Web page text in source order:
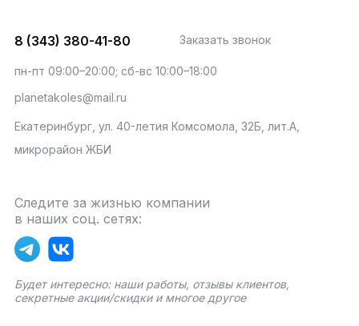
8 (343) 380-41-80 Заказать звонок
пн-пт 09:00–20:00; сб-вс 10:00–18:00
planetakoles@mail.ru
Екатеринбург, ул. 40-летия Комсомола, 32Б, лит.А,
микрорайон ЖБИ
Следите за жизнью компании
в наших соц. сетях:
Будет интересно: наши работы, отзывы клиентов,
секретные акции/скидки и многое другое